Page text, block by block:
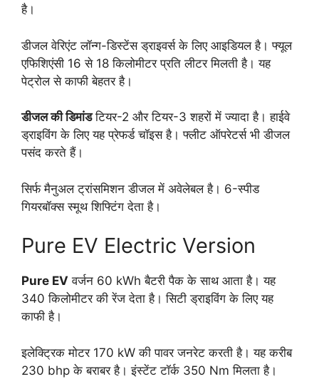
है।
डीजल वेरिएंट लॉन्ग-डिस्टेंस ड्राइवर्स के लिए आइडियल है। फ्यूल
एफिशिएंसी 16 से 18 किलोमीटर प्रति लीटर मिलती है। यह
पेट्रोल से काफी बेहतर है।
डीजल की डिमांडटियर-2 और टियर-3 शहरों में ज्यादा है। हाईवे
ड्राइविंग के लिए यह प्रेफर्ड चॉइस है। फ्लीट ऑपरेटर्स भी डीजल
पसंद करते हैं।
सिर्फ मैनुअल ट्रांसमिशन डीजल में अवेलेबल है। 6-स्पीड
गियरबॉक्स स्मूथ शिफ्टिंग देता है।
Pure EV Electric Version
Pure EV वर्जन 60 kWh बैटरी पैक के साथ आता है। यह
340 किलोमीटर की रेंज देता है। सिटी ड्राइविंग के लिए यह
काफी है।
इलेक्ट्रिक मोटर 170 kW की पावर जनरेट करती है। यह करीब
230 bhp के बराबर है। इंस्टेंट टॉर्क 350 Nm मिलता है।